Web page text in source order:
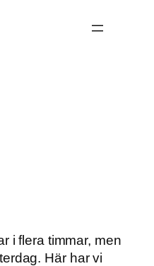
i flera timmar, men
Här har vi